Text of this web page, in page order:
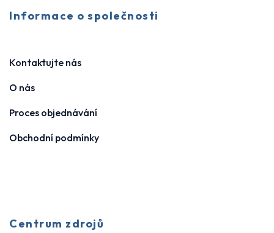
Informace o společnosti
Kontaktujte nás
O nás
Proces objednávání
Obchodní podmínky
Centrum zdrojů